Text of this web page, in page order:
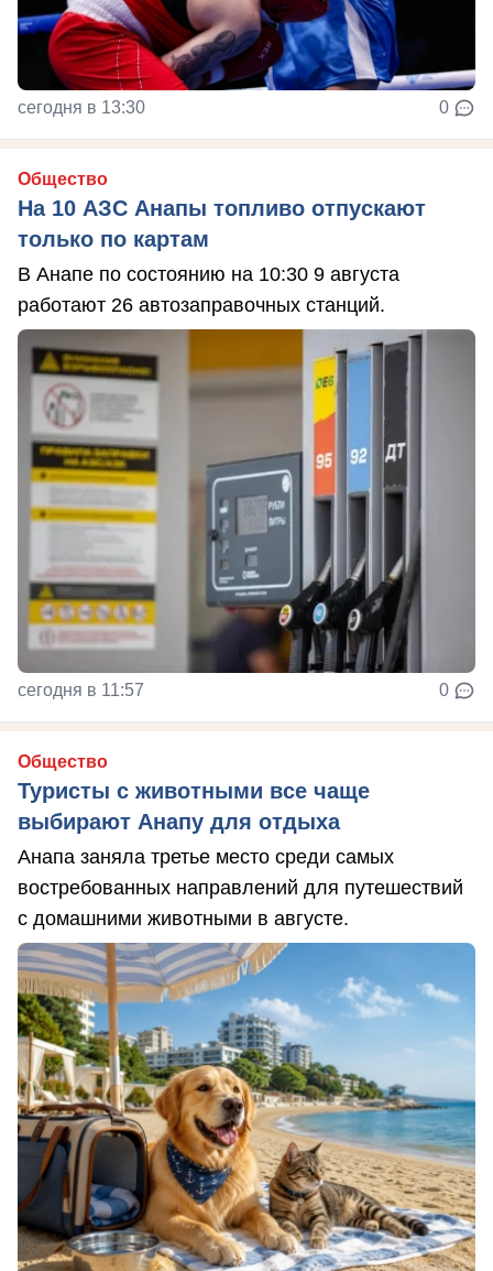
сегодня в 13:30 0
Общество
На 10 АЗС Анапы топливо отпускают
только по картам
В Анапе по состоянию на 10:30 9 августа
работают 26 автозаправочных станций.
сегодня в 11:57 0
Общество
Туристы с животными все чаще
выбирают Анапу для отдыха
Анапа заняла третье место среди самых
востребованных направлений для путешествий
с домашними животными в августе.